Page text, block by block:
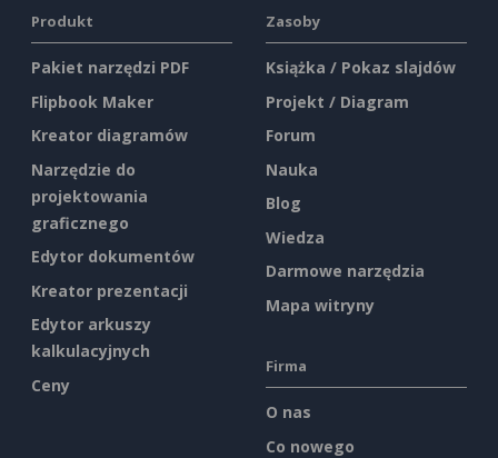
Produkt
Pakiet narzędzi PDF
Flipbook Maker
Kreator diagramów
Narzędzie do
projektowania
graficznego
Edytor dokumentów
Kreator prezentacji
Edytor arkuszy
kalkulacyjnych
Ceny
Zasoby
Książka / Pokaz slajdów
Projekt / Diagram
Forum
Nauka
Blog
Wiedza
Darmowe narzędzia
Mapa witryny
Firma
O nas
Co nowego